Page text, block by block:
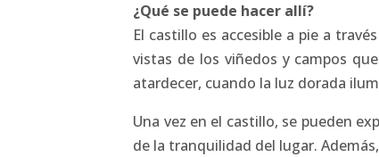
¿Qué se puede hacer allí?
El castillo es accesible a pie a
vistas de los viñedos y campos
atardecer, cuando la luz dorada
Una vez en el castillo, se pueden
de la tranquilidad del lugar.